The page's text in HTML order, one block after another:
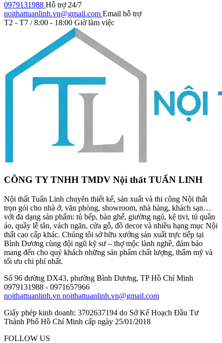
0979131988 Hỗ trợ 24/7
noithattuanlinh.vn@gmail.com Email hỗ trợ
T2 - T7 / 8:00 - 18:00 Giờ làm việc
CÔNG TY TNHH TMDV Nội thất TUẤN LINH
Nội thất Tuấn Linh chuyên thiết kế, sản xuất và thi công Nội thất
trọn gói cho nhà ở, văn phòng, showroom, nhà hàng, khách sạn…
với đa dạng sản phẩm: tủ bếp, bàn ghế, giường ngủ, kệ tivi, tủ quần
áo, quầy lễ tân, vách ngăn, cửa gỗ, đồ decor và nhiều hạng mục Nội
thất cao cấp khác. Chúng tôi sở hữu xưởng sản xuất trực tiếp tại
Bình Dương cùng đội ngũ kỹ sư – thợ mộc lành nghề, đảm bảo
mang đến cho quý khách những sản phẩm chất lượng, thẩm mỹ và
tối ưu chi phí nhất.
Số 96 đường DX43, phường Bình Dương, TP Hồ Chí Minh
0979131988 - 0971657966
noithattuanlinh.vn noithattuanlinh.vn@gmail.com
Giấy phép kinh doanh: 3702637194 do Sở Kế Hoạch Đầu Tư
Thành Phố Hồ Chí Minh cấp ngày 25/01/2018
FOLLOW US